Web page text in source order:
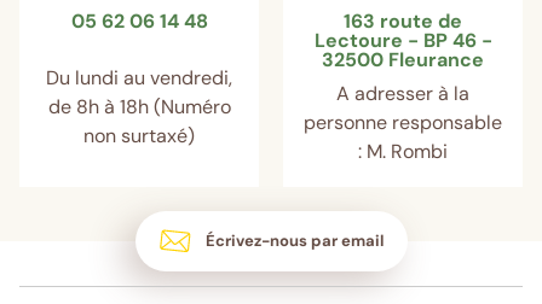
05 62 06 14 48
Du lundi au vendredi,
de 8h à 18h (Numéro
non surtaxé)
163 route de
Lectoure - BP 46 -
32500 Fleurance
A adresser à la
personne responsable
: M. Rombi
Écrivez-nous par email